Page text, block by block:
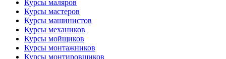
Курсы маляров
Курсы мастеров
Курсы машинистов
Курсы механиков
Курсы мойщиков
Курсы монтажников
Курсы монтировщиков